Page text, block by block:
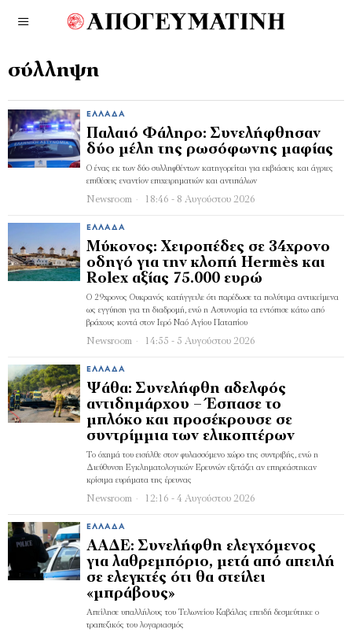
σύλληψη
ΕΛΛΆΔΑ
Παλαιό Φάληρο: Συνελήφθησαν
δύο μέλη της ρωσόφωνης μαφίας
Ο ένας εκ των δύο συλληφθέντων κατηγορείται για εκβιάσεις και άγριες
επιθέσεις εναντίον επιχειρηματιών και αντιπάλων
Newsroom 18:46 - 8 Αυγούστου 2026
ΕΛΛΆΔΑ
Μύκονος: Χειροπέδες σε 34χρονο
οδηγό για την κλοπή Hermès και
Rolex αξίας 75.000 ευρώ
Ο 29χρονος Ουκρανός κατήγγειλε ότι παρέδωσε τα πολύτιμα αντικείμενα
ως εγγύηση για τη διαδρομή, ενώ η Αστυνομία τα εντόπισε κάτω από
βράχους κοντά στον Ιερό Ναό Αγίου Παταπίου
Newsroom 14:55 - 5 Αυγούστου 2026
ΕΛΛΆΔΑ
Ψάθα: Συνελήφθη αδελφός
αντιδημάρχου – Έσπασε το
μπλόκο και προσέκρουσε σε
συντρίμμια των ελικοπτέρων
Το όχημά του εισήλθε στον φυλασσόμενο χώρο της συντριβής, ενώ η
Διεύθυνση Εγκληματολογικών Ερευνών εξετάζει αν επηρεάστηκαν
κρίσιμα ευρήματα της έρευνας
Newsroom 12:16 - 4 Αυγούστου 2026
ΕΛΛΆΔΑ
ΑΑΔΕ: Συνελήφθη ελεγχόμενος
για λαθρεμπόριο, μετά από απειλή
σε ελεγκτές ότι θα στείλει
«μπράβους»
Απείλησε υπαλλήλους του Τελωνείου Καβάλας επειδή δεσμεύτηκε ο
τραπεζικός του λογαριασμός